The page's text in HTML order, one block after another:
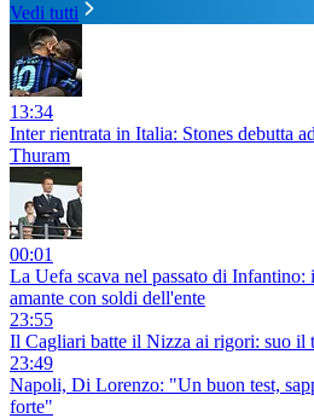
Vedi tutti
13:34
Inter rientrata in Italia: Stones debutta
Thuram
00:01
La Uefa scava nel passato di Infantino:
amante con soldi dell'ente
23:55
Il Cagliari batte il Nizza ai rigori: suo il
23:49
Napoli, Di Lorenzo: "Un buon test,
forte"